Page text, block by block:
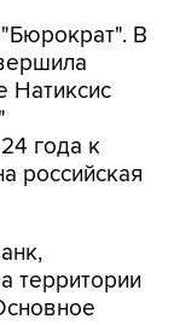
В
Натиксис
года к
российская
территории